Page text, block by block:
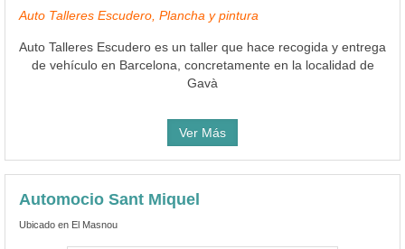
Auto Talleres Escudero, Plancha y pintura
Auto Talleres Escudero es un taller que hace recogida y entrega
de vehículo en Barcelona, concretamente en la localidad de
Gavà
Ver Más
Automocio Sant Miquel
Ubicado en El Masnou